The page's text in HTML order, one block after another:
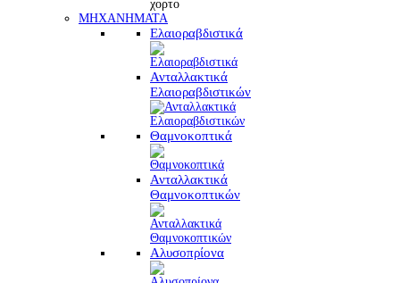
ΜΗΧΑΝΗΜΑΤΑ
Ελαιοραβδιστικά
Ανταλλακτικά
Ελαιοραβδιστικών
Θαμνοκοπτικά
Ανταλλακτικά
Θαμνοκοπτικών
Αλυσοπρίονα